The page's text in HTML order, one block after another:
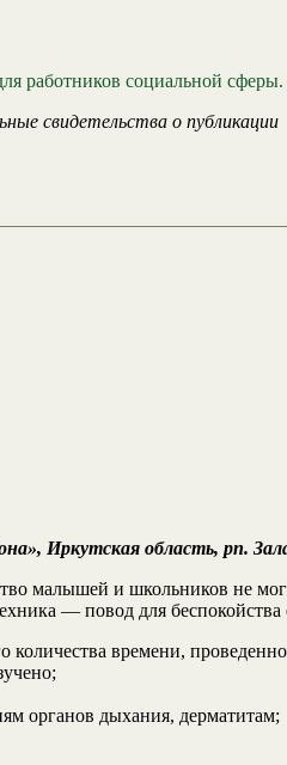
работников социальной сферы.
свидетельства о публикации
Иркутская область, рп.
малышей и школьников не
— повод для беспокойства
количества времени,
органов дыхания, дерматитам;